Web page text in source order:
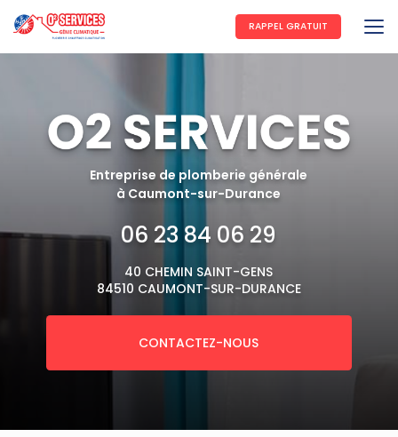
au
contenu
principal
RAPPEL GRATUIT
Entreprise de plomberie générale
à Caumont-sur-Durance
06 23 84 06 29
40 CHEMIN SAINT-GENS
84510 CAUMONT-SUR-DURANCE
CONTACTEZ-NOUS